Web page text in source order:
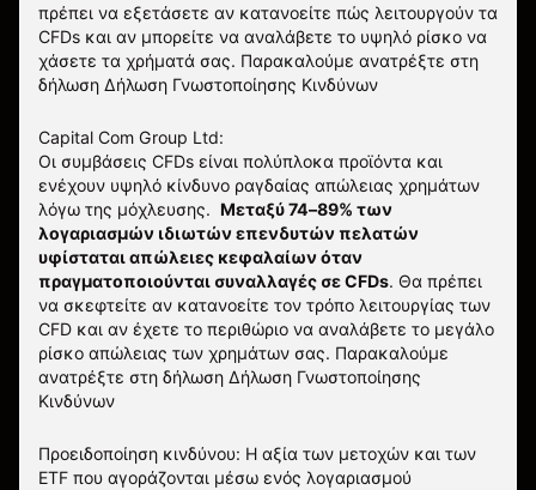
πρέπει να εξετάσετε αν κατανοείτε πώς λειτουργούν τα
CFDs και αν μπορείτε να αναλάβετε το υψηλό ρίσκο να
χάσετε τα χρήματά σας. Παρακαλούμε ανατρέξτε στη
δήλωση Δήλωση Γνωστοποίησης Κινδύνων
Capital Com Group Ltd:
Οι συμβάσεις CFDs είναι πολύπλοκα προϊόντα και
ενέχουν υψηλό κίνδυνο ραγδαίας απώλειας χρημάτων
λόγω της μόχλευσης. Μεταξύ 74–89% των
λογαριασμών ιδιωτών επενδυτών πελατών
υφίσταται απώλειες κεφαλαίων όταν
πραγματοποιούνται συναλλαγές σε CFDs. Θα πρέπει
να σκεφτείτε αν κατανοείτε τον τρόπο λειτουργίας των
CFD και αν έχετε το περιθώριο να αναλάβετε το μεγάλο
ρίσκο απώλειας των χρημάτων σας. Παρακαλούμε
ανατρέξτε στη δήλωση Δήλωση Γνωστοποίησης
Κινδύνων
Προειδοποίηση κινδύνου: Η αξία των μετοχών και των
ETF που αγοράζονται μέσω ενός λογαριασμού